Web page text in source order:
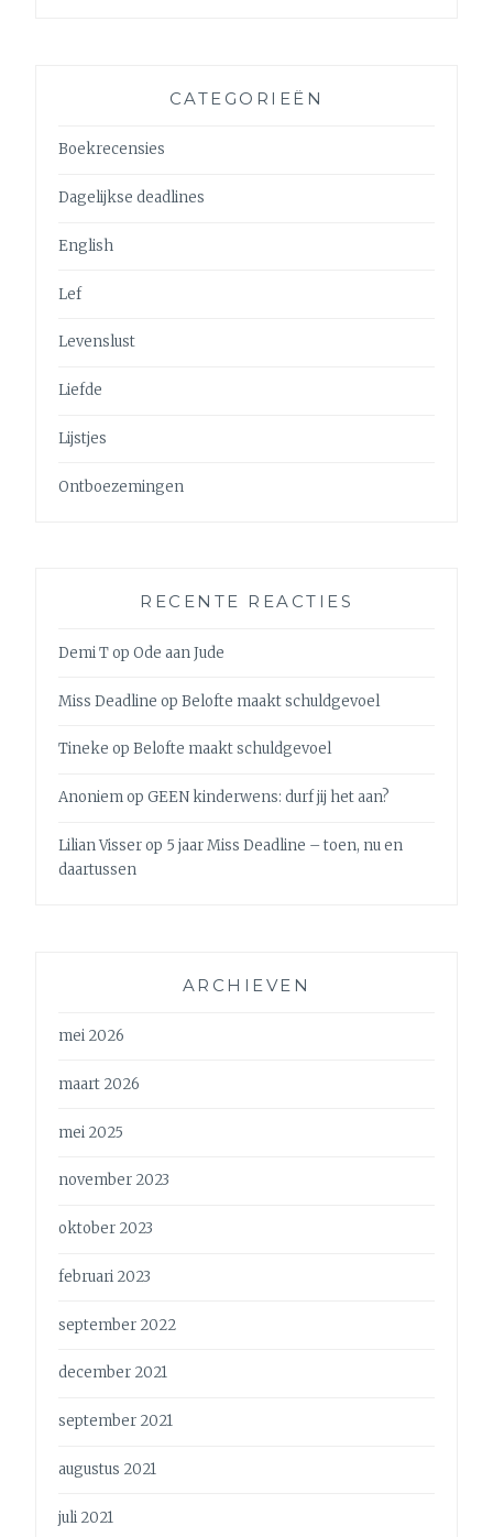
CATEGORIEËN
Boekrecensies
Dagelijkse deadlines
English
Lef
Levenslust
Liefde
Lijstjes
Ontboezemingen
RECENTE REACTIES
Demi TopOde aan Jude
Miss Deadline opBelofte maakt schuldgevoel
Tineke opBelofte maakt schuldgevoel
AnoniemopGEEN kinderwens: durf jij het aan?
Lilian Visserop 5 jaar Miss Deadline – toen, nu en
daartussen
ARCHIEVEN
mei 2026
maart 2026
mei 2025
november 2023
oktober 2023
februari 2023
september 2022
december 2021
september 2021
augustus 2021
juli 2021